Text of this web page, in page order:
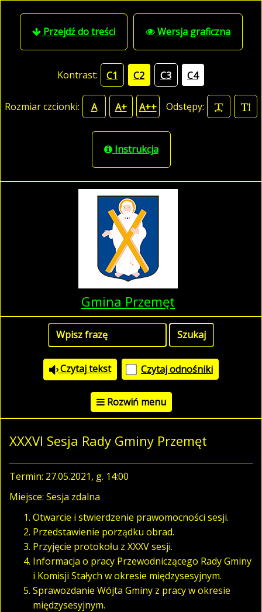
Przejdź do treści Wersja graficzna
Kontrast: C1 C2 C3 C4
Rozmiar czcionki: A A+ A++ Odstępy:
Instrukcja
Gmina Przemęt
Czytaj tekst Czytaj odnośniki
Rozwiń menu
XXXVI Sesja Rady Gminy Przemęt
Termin: 27.05.2021, g. 14:00
Miejsce: Sesja zdalna
Otwarcie i stwierdzenie prawomocności sesji.
Przedstawienie porządku obrad.
Przyjęcie protokołu z XXXV sesji.
Informacja o pracy Przewodniczącego Rady Gminy
i Komisji Stałych w okresie międzysesyjnym.
Sprawozdanie Wójta Gminy z pracy w okresie
międzysesyjnym.